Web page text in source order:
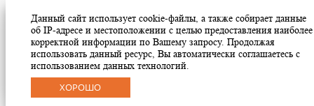
Streptococcus pyogenes (мокрота)
Streptococcus pyogenes (носоглотка)
Streptococcus pyogenes(мазок с раневой
поверхности)
Treponema pallidum(моча)
Данный сайт использует cookie-файлы, а также собирает данные
об IP-адресе и местоположении с целью предоставления наиболее
корректной информации по Вашему запросу. Продолжая
использовать данный ресурс, Вы автоматически соглашаетесь с
использованием данных технологий.
ХОРОШО